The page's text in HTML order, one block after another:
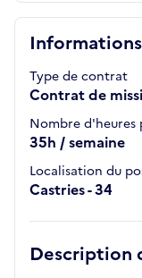
Type de contrat
Contrat de
Nombre d'heures
35h / semaine
Localisation du
Castries - 34
Description